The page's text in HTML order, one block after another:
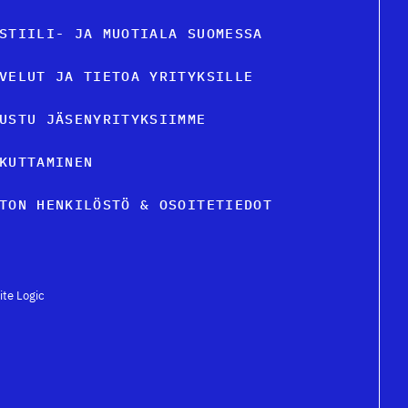
JA MUOTIALA SUOMESSA
JA TIETOA YRITYKSILLE
JÄSENYRITYKSIIMME
HENKILÖSTÖ & OSOITETIEDOT
Logic